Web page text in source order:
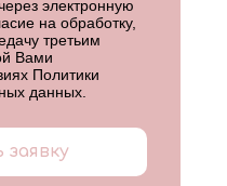
электронную
на обработку,
третьим
Вами
Политики
данных